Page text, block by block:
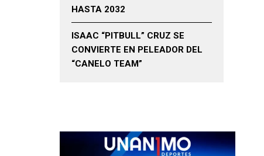
HASTA 2032
ISAAC “PITBULL” CRUZ SE
CONVIERTE EN PELEADOR DEL
“CANELO TEAM”